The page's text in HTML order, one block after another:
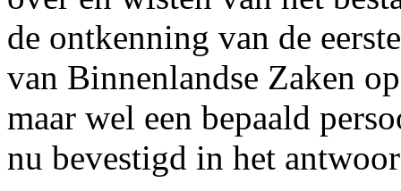
de ontkenning van de
van Binnenlandse Zaken
maar wel een bepaald
nu bevestigd in het